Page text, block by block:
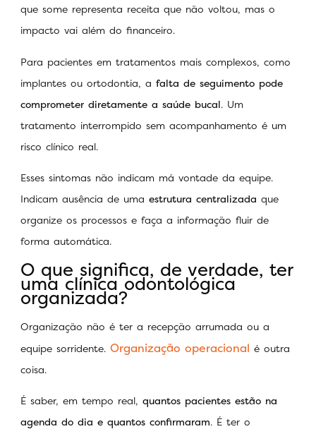
que some representa receita que não voltou, mas o
impacto vai além do financeiro.
Para pacientes em tratamentos mais complexos, como
implantes ou ortodontia, a falta de seguimento pode
comprometer diretamente a saúde bucal. Um
tratamento interrompido sem acompanhamento é um
risco clínico real.
Esses sintomas não indicam má vontade da equipe.
Indicam ausência de uma estrutura centralizada que
organize os processos e faça a informação fluir de
forma automática.
O que significa, de verdade, ter
uma clínica odontológica
organizada?
Organização não é ter a recepção arrumada ou a
equipe sorridente. Organização operacional é outra
coisa.
É saber, em tempo real, quantos pacientes estão na
agenda do dia e quantos confirmaram. É ter o